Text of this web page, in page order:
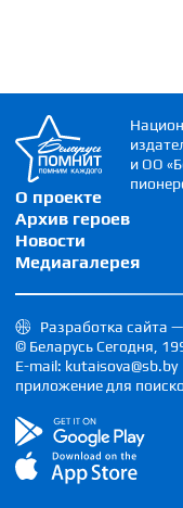
О проекте
Архив героев
Новости
Медиагалерея
и ОО
Разработка сайта
© Беларусь Сегодня,
E-mail: kutaisova@sb.by
приложение для